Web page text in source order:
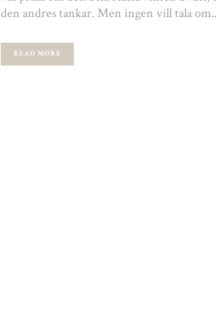
den andres tankar. Men ingen vill tala
READ MORE